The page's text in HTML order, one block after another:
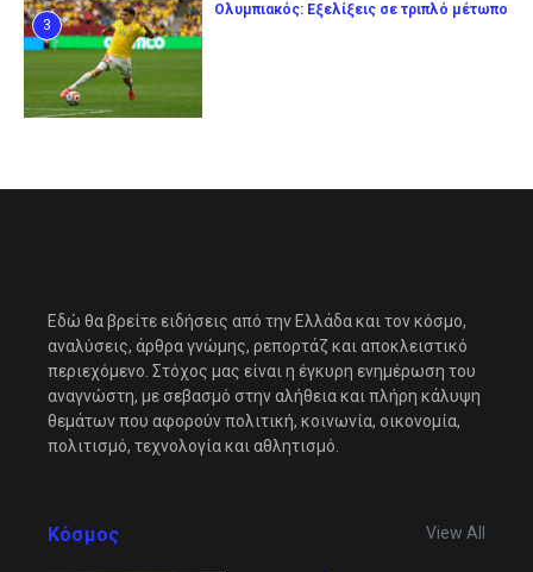
3
Ολυμπιακός: Εξελίξεις σε τριπλό μέτωπο
Εδώ θα βρείτε ειδήσεις από την Ελλάδα και τον κόσμο,
αναλύσεις, άρθρα γνώμης, ρεπορτάζ και αποκλειστικό
περιεχόμενο. Στόχος μας είναι η έγκυρη ενημέρωση του
αναγνώστη, με σεβασμό στην αλήθεια και πλήρη κάλυψη
θεμάτων που αφορούν πολιτική, κοινωνία, οικονομία,
πολιτισμό, τεχνολογία και αθλητισμό.
Κόσμος View All